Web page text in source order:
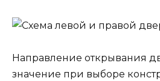
Направление открывания
значение при выборе